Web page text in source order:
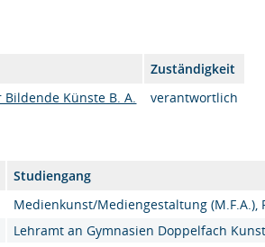
Zuständigkeit
Künste B. A.
verantwortlich
Studiengang
Medienkunst/Mediengestaltung (M.F.A.),
Lehramt an Gymnasien Doppelfach